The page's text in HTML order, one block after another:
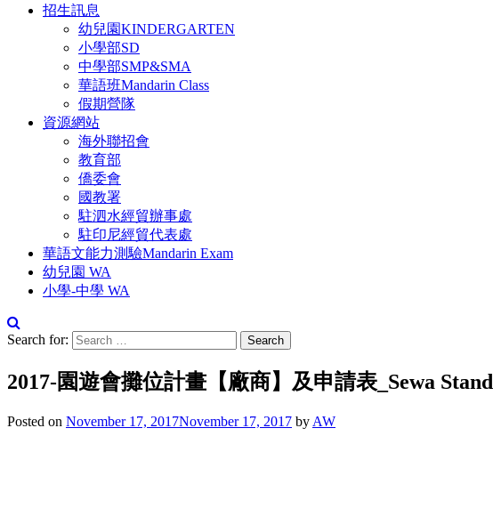
招生訊息
幼兒園KINDERGARTEN
小學部SD
中學部SMP&SMA
華語班Mandarin Class
假期營隊
資源網站
海外聯招會
教育部
僑委會
國教署
駐泗水經貿辦事處
駐印尼經貿代表處
華語文能力測驗Mandarin Exam
幼兒園 WA
小學-中學 WA
Search for:
2017-園遊會攤位計畫【廠商】及申請表_Sewa Stand
Posted on November 17, 2017November 17, 2017 by AW